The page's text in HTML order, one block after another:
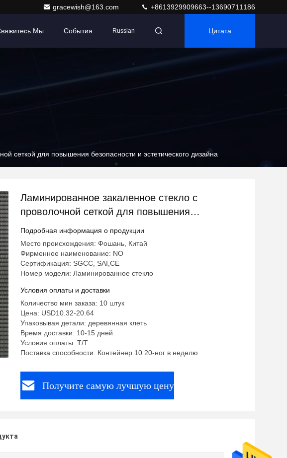
gracewish@163.com +8613929909663--13690711186
Мы События Russian Цитата
сеткой для повышения безопасности и эстетического дизайна
Ламинированное закаленное стекло с
проволочной сеткой для повышения
безопасности и эстетического дизайна
Подробная информация о продукции
Место происхождения: Фошань, Китай
Фирменное наименование: NO
Сертификация: SGCC, SAI,CE
Номер модели: Ламинированное стекло
Условия оплаты и доставки
Количество мин заказа: 10 штук
Цена: USD10.32-20.64
Упаковывая детали: деревянная клеть
Время доставки: 10-15 дней
Условия оплаты: T/T
Поставка способности: Контейнер 10 20-ног в неделю
Получите самую лучшую цену